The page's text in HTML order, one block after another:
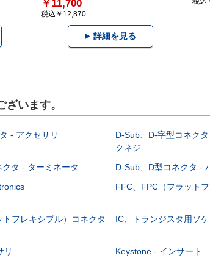
￥11,700
税込￥12,870
詳細を見る
います。
- アクセサリ
D-Sub、D-字型コネク
クネジ
タ - ターミネータ D-Sub、D型コネクタ -
FFC、FPC（フラット
フレキシブル）コネクタ
IC、トランジスタ用ソケ
リ Keystone - インサート